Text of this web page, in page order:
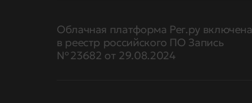
Облачная платформа Рег.ру включена
в реестр российского ПО Запись
№ 23682 от 29.08.2024